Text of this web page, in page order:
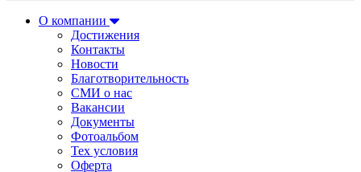
О компании
Достижения
Контакты
Новости
Благотворительность
СМИ о нас
Вакансии
Документы
Фотоальбом
Тех условия
Оферта